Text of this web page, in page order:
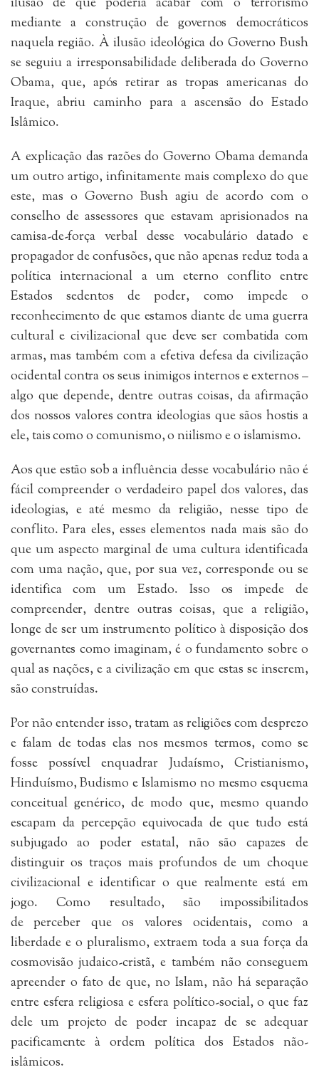
ilusão de que poderia acabar com o terrorismo
mediante a construção de governos democráticos
naquela região. À ilusão ideológica do Governo Bush
se seguiu a irresponsabilidade deliberada do Governo
Obama, que, após retirar as tropas americanas do
Iraque, abriu caminho para a ascensão do Estado
Islâmico.
A explicação das razões do Governo Obama demanda
um outro artigo, infinitamente mais complexo do que
este, mas o Governo Bush agiu de acordo com o
conselho de assessores que estavam aprisionados na
camisa-de-força verbal desse vocabulário datado e
propagador de confusões, que não apenas reduz toda a
política internacional a um eterno conflito entre
Estados sedentos de poder, como impede o
reconhecimento de que estamos diante de uma guerra
cultural e civilizacional que deve ser combatida com
armas, mas também com a efetiva defesa da civilização
ocidental contra os seus inimigos internos e externos –
algo que depende, dentre outras coisas, da afirmação
dos nossos valores contra ideologias que sãos hostis a
ele, tais como o comunismo, o niilismo e o islamismo.
Aos que estão sob a influência desse vocabulário não é
fácil compreender o verdadeiro papel dos valores, das
ideologias, e até mesmo da religião, nesse tipo de
conflito. Para eles, esses elementos nada mais são do
que um aspecto marginal de uma cultura identificada
com uma nação, que, por sua vez, corresponde ou se
identifica com um Estado. Isso os impede de
compreender, dentre outras coisas, que a religião,
longe de ser um instrumento político à disposição dos
governantes como imaginam, é o fundamento sobre o
qual as nações, e a civilização em que estas se inserem,
são construídas.
Por não entender isso, tratam as religiões com desprezo
e falam de todas elas nos mesmos termos, como se
fosse possível enquadrar Judaísmo, Cristianismo,
Hinduísmo, Budismo e Islamismo no mesmo esquema
conceitual genérico, de modo que, mesmo quando
escapam da percepção equivocada de que tudo está
subjugado ao poder estatal, não são capazes de
distinguir os traços mais profundos de um choque
civilizacional e identificar o que realmente está em
jogo. Como resultado, são impossibilitados
de perceber que os valores ocidentais, como a
liberdade e o pluralismo, extraem toda a sua força da
cosmovisão judaico-cristã, e também não conseguem
apreender o fato de que, no Islam, não há separação
entre esfera religiosa e esfera político-social, o que faz
dele um projeto de poder incapaz de se adequar
pacificamente à ordem política dos Estados não-
islâmicos.